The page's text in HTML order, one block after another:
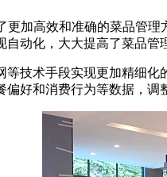
加高效和准确的菜品管
动化，大大提高了菜品管
技术手段实现更加精细
好和消费行为等数据，